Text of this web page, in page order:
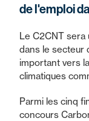
de l'emploi
Le C2CNT
dans le secteur
important vers
climatiques
Parmi les cinq
concours